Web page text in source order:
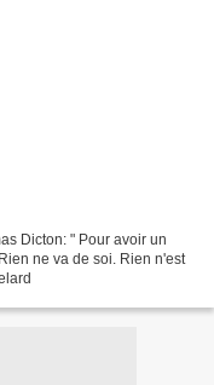
Dicton: " Pour avoir un
ne va de soi. Rien n'est